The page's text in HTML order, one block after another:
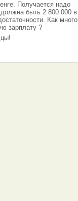
Получается надо
быть 2 800 000 в
Как много
зарплату ?